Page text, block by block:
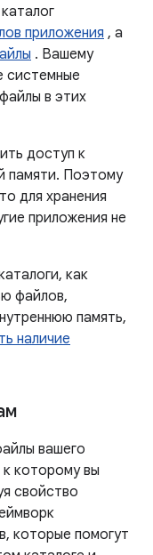
приложения , а
. Вашему
системные
в этих
доступ к
памяти. Поэтому
для хранения
приложения не
как
файлов,
память,
наличие
вашего
к которому вы
свойство
которые помогут